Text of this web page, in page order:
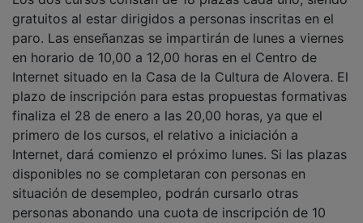
gratuitos al estar dirigidos a personas inscritas en el
paro. Las enseñanzas se impartirán de lunes a viernes
en horario de 10,00 a 12,00 horas en el Centro de
Internet situado en la Casa de la Cultura de Alovera. El
plazo de inscripción para estas propuestas formativas
finaliza el 28 de enero a las 20,00 horas, ya que el
primero de los cursos, el relativo a iniciación a
Internet, dará comienzo el próximo lunes. Si las plazas
disponibles no se completaran con personas en
situación de desempleo, podrán cursarlo otras
personas abonando una cuota de inscripción de 10